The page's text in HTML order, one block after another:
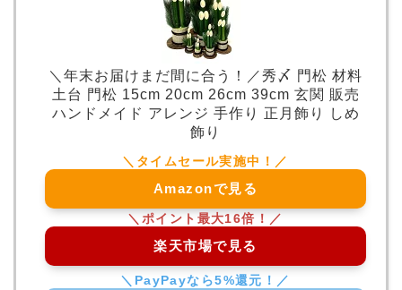
＼年末お届けまだ間に合う！／秀〆 門松 材料
土台 門松 15cm 20cm 26cm 39cm 玄関 販売
ハンドメイド アレンジ 手作り 正月飾り しめ
飾り
Amazonで見る
楽天市場で見る